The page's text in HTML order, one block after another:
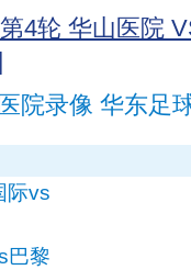
4轮 华山医院
院录像 华东足
际vs
巴黎